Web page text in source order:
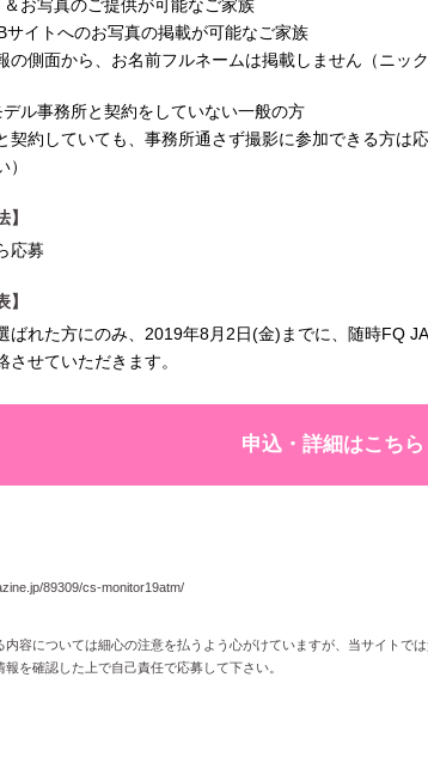
お写真のご提供が可能なご家族
サイトへのお写真の掲載が可能なご家族
の側面から、お名前フルネームは掲載しません（ニック
ル事務所と契約をしていない一般の方
契約していても、事務所通さず撮影に参加できる方は
】
応募
】
ばれた方にのみ、2019年8月2日(金)までに、随時FQ
させていただきます。
申込・詳細はこちら
89309/cs-monitor19atm/
内容については細心の注意を払うよう心がけていますが、当サイトでは
報を確認した上で自己責任で応募して下さい。